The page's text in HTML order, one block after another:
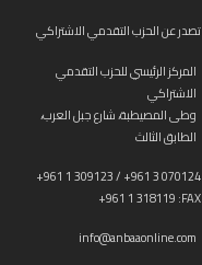
تصدر عن الحزب التقدمي الاشتراكي
المركز الرئيسي للحزب التقدمي
الاشتراكي
وطى المصيطبة، شارع جبل العرب،
الطابق الثالث
+961 1 309123 / +961 3 070124
+961 1 318119 :FAX
info@anbaaonline.com